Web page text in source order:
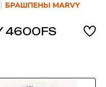
БРАШПЕНЫ MARVY
4600FS